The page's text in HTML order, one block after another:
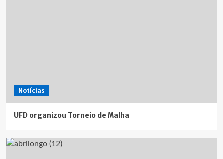
Notícias
UFD organizou Torneio de Malha